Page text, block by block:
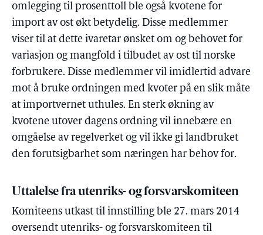
omlegging til prosenttoll ble også kvotene for
import av ost økt betydelig. Disse medlemmer
viser til at dette ivaretar ønsket om og behovet for
variasjon og mangfold i tilbudet av ost til norske
forbrukere. Disse medlemmer vil imidlertid advare
mot å bruke ordningen med kvoter på en slik måte
at importvernet uthules. En sterk økning av
kvotene utover dagens ordning vil innebære en
omgåelse av regelverket og vil ikke gi landbruket
den forutsigbarhet som næringen har behov for.
Uttalelse fra utenriks- og forsvarskomiteen
Komiteens utkast til innstilling ble 27. mars 2014
oversendt utenriks- og forsvarskomiteen til